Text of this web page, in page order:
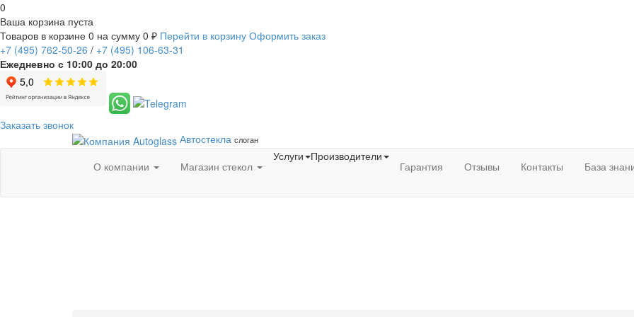
0
Ваша корзина пуста
Товаров в корзине 0 на сумму 0 ₽ Перейти в корзину Оформить заказ
+7 (495) 762-50-26 / +7 (495) 106-63-31
Ежедневно с 10:00 до 20:00
Заказать звонок
Автостекла слоган
О компании Магазин стекол
Услуги Производители
Гарантия Отзывы Контакты База